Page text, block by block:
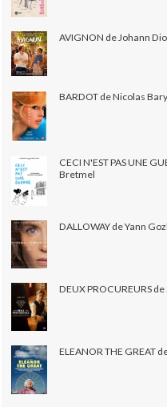
AVIGNON de Johann
BARDOT de Nicolas
CECI N'EST PAS UNE
Bretmel
DALLOWAY de Yann
DEUX PROCUREURS
ELEANOR THE GREAT